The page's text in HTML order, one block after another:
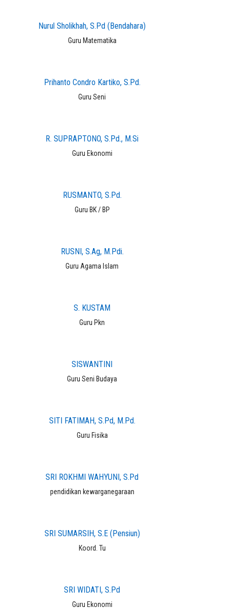
Nurul Sholikhah, S.Pd (Bendahara)
Guru Matematika
Prihanto Condro Kartiko, S.Pd.
Guru Seni
R. SUPRAPTONO, S.Pd., M.Si
Guru Ekonomi
RUSMANTO, S.Pd.
Guru BK / BP
RUSNI, S.Ag, M.Pdi.
Guru Agama Islam
S. KUSTAM
Guru Pkn
SISWANTINI
Guru Seni Budaya
SITI FATIMAH, S.Pd, M.Pd.
Guru Fisika
SRI ROKHMI WAHYUNI, S.Pd
pendidikan kewarganegaraan
SRI SUMARSIH, S.E (Pensiun)
Koord. Tu
SRI WIDATI, S.Pd
Guru Ekonomi